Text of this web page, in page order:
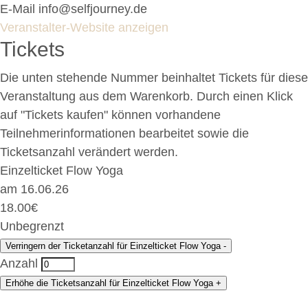
E-Mail info@selfjourney.de
Veranstalter-Website anzeigen
Tickets
Die unten stehende Nummer beinhaltet Tickets für diese
Veranstaltung aus dem Warenkorb. Durch einen Klick
auf "Tickets kaufen" können vorhandene
Teilnehmerinformationen bearbeitet sowie die
Ticketsanzahl verändert werden.
Einzelticket Flow Yoga
am 16.06.26
18.00€
Unbegrenzt
Verringern der Ticketanzahl für Einzelticket Flow Yoga -
Anzahl
Erhöhe die Ticketsanzahl für Einzelticket Flow Yoga +